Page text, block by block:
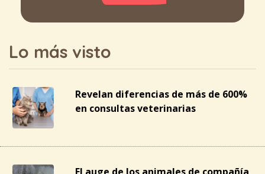
Lo más visto
Revelan diferencias de más de 600%
en consultas veterinarias